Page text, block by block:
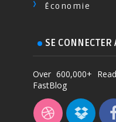
Économie
SE CONNECTER
Over 600,000+
FastBlog